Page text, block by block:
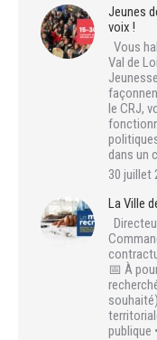
Jeunes
voix !
Vous
Val de
le CRJ,
dans un
30 juillet
La Ville
📅 À
publique